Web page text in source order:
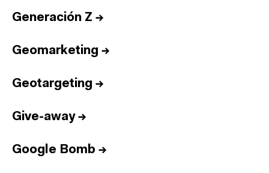
Generación Z →
Geomarketing →
Geotargeting →
Give-away→
Google Bomb →